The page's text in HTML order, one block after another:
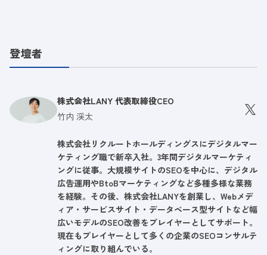
登壇者
株式会社LANY 代表取締役CEO
竹内 渓太
株式会社リクルートホールディングスにデジタルマー
ケティング職で新卒入社。3年間デジタルマーケティ
ングに従事。大規模サイトのSEOを中心に、デジタル
広告運用やBtoBマーケティングなど多種多様な業務
を経験。その後、株式会社LANYを創業し、Webメデ
ィア・サービスサイト・データベース型サイトなど幅
広いモデルのSEO改善をプレイヤーとしてサポート。
現在もプレイヤーとして多くの企業のSEOコンサルテ
ィングに取り組んでいる。